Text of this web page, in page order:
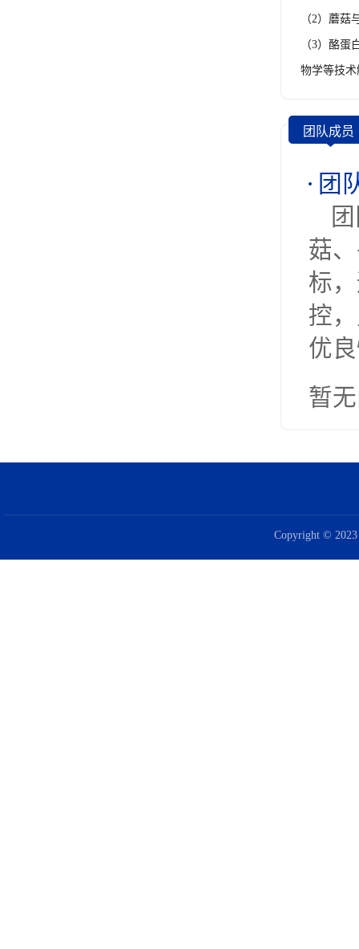
（2）蘑
（3）酪
物学等技
团队成员
团
菇
标
控
优
暂
Copyright ©